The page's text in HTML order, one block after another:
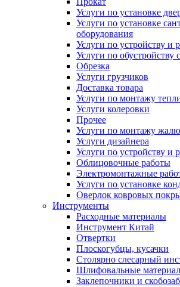
Услуги по установке
Услуги по установке
оборудования
Услуги по устройству и
Услуги по обустройству
Обрезка
Услуги грузчиков
Доставка товара
Услуги по монтажу
Услуги колеровки
Прочее
Услуги по монтажу
Услуги дизайнера
Услуги по устройству и
Облицовочные работы
Электромонтажные
Услуги по установке
Оверлок ковровых
Инструменты
Расходные материалы
Инструмент Китай
Отвертки
Плоскогубцы, кусачки
Столярно слесарный
Шлифовальные
Заклепочники и